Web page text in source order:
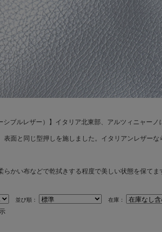
シブルレザー）】イタリア北東部、アルツィニャー
表面と同じ型押しを施しました。イタリアンレザー
らかい布などで乾拭きする程度で美しい状態を保て
並び順： 在庫：